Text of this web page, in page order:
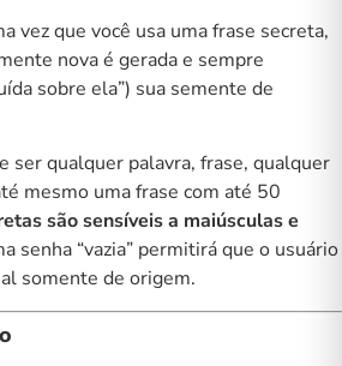
vez que você usa uma frase secreta,
nova é gerada e sempre
sobre ela”) sua semente de
ser qualquer palavra, frase, qualquer
mesmo uma frase com até 50
são sensíveis a maiúsculas e
senha “vazia” permitirá que o usuário
somente de origem.